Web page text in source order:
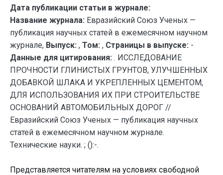
Дата публикации статьи в журнале:
Название журнала: Евразийский Союз Ученых —
публикация научных статей в ежемесячном научном
журнале, Выпуск: , Том: , Страницы в выпуске: -
Данные для цитирования: . ИССЛЕДОВАНИЕ
ПРОЧНОСТИ ГЛИНИСТЫХ ГРУНТОВ, УЛУЧШЕННЫХ
ДОБАВКОЙ ШЛАКА И УКРЕПЛЕННЫХ ЦЕМЕНТОМ,
ДЛЯ ИСПОЛЬЗОВАНИЯ ИХ ПРИ СТРОИТЕЛЬСТВЕ
ОСНОВАНИЙ АВТОМОБИЛЬНЫХ ДОРОГ //
Евразийский Союз Ученых — публикация научных
статей в ежемесячном научном журнале.
Технические науки. ; ():-.
Представляется читателям на условиях свободной